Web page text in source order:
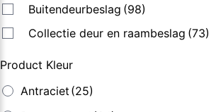
Buitendeurbeslag (98)
Collectie deur en raambeslag (73)
Product Kleur
Antraciet (25)